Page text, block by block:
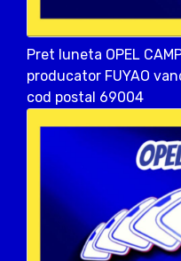
Pret luneta OPEL
producator FUYAO
cod postal 69004